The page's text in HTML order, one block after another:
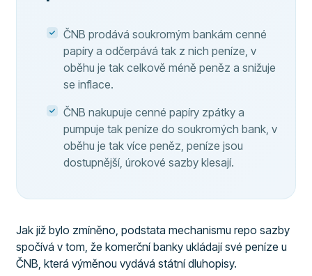
ČNB prodává soukromým bankám cenné
papíry a odčerpává tak z nich peníze, v
oběhu je tak celkově méně peněz a snižuje
se inflace.
ČNB nakupuje cenné papíry zpátky a
pumpuje tak peníze do soukromých bank, v
oběhu je tak více peněz, peníze jsou
dostupnější, úrokové sazby klesají.
Jak již bylo zmíněno, podstata mechanismu repo sazby
spočívá v tom, že komerční banky ukládají své peníze u
ČNB, která výměnou vydává státní dluhopisy.